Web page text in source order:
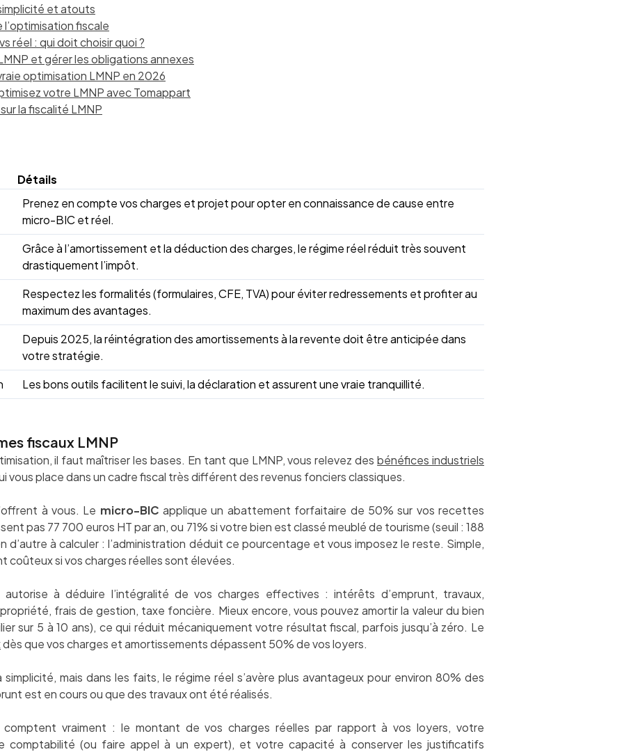
et atouts
l’optimisation fiscale
réel : qui doit choisir quoi ?
et gérer les obligations annexes
optimisation LMNP en 2026
votre LMNP avec Tomappart
la fiscalité LMNP
Détails
Prenez en compte vos charges et projet pour opter en connaissance de cause entre
micro-BIC et réel.
Grâce à l’amortissement et la déduction des charges, le régime réel réduit très souvent
drastiquement l’impôt.
Respectez les formalités (formulaires, CFE, TVA) pour éviter redressements et profiter au
maximum des avantages.
Depuis 2025, la réintégration des amortissements à la revente doit être anticipée dans
votre stratégie.
Les bons outils facilitent le suivi, la déclaration et assurent une vraie tranquillité.
fiscaux LMNP
il faut maîtriser les bases. En tant que LMNP, vous relevez desbénéfices industriels
vous place dans un cadre fiscal très différent des revenus fonciers classiques.
à vous. Le micro-BIC applique un abattement forfaitaire de 50% sur vos recettes
pas 77 700 euros HT par an, ou 71% si votre bien est classé meublé de tourisme (seuil : 188
d’autre à calculer : l’administration déduit ce pourcentage et vous imposez le reste. Simple,
coûteux si vos charges réelles sont élevées.
autorise à déduire l’intégralité de vos charges effectives : intérêts d’emprunt, travaux,
frais de gestion, taxe foncière. Mieux encore, vous pouvez amortir la valeur du bien
sur 5 à 10 ans), ce qui réduit mécaniquement votre résultat fiscal, parfois jusqu’à zéro. Le
dès que vos charges et amortissements dépassent 50% de vos loyers.
mais dans les faits, le régime réel s’avère plus avantageux pour environ 80% des
est en cours ou que des travaux ont été réalisés.
comptent vraiment : le montant de vos charges réelles par rapport à vos loyers, votre
comptabilité (ou faire appel à un expert), et votre capacité à conserver les justificatifs